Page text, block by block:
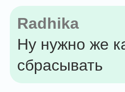
Radhika
Ну нужно же
сбрасывать